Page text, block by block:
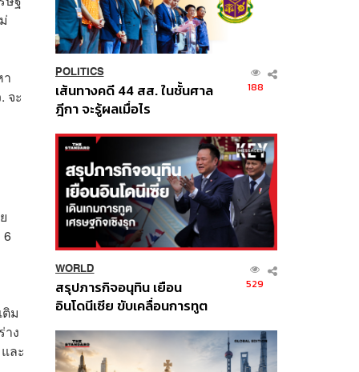
จะ
6
ม
าง
ละ
POLITICS
เส้นทางคดี 44 สส. ในชั้นศาล
ฎีกา จะรู้ผลเมื่อไร
188
WORLD
สรุปภารกิจอนุทิน เยือน
อินโดนีเซีย ขับเคลื่อนการทูต
ส่วนยุทธศาสตร์ไทย –
อินโดนีเซีย
529